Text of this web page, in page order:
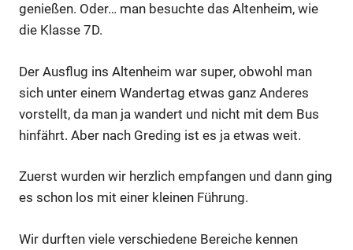
genießen. Oder… man besuchte das Altenheim, wie
die Klasse 7D.
Der Ausflug ins Altenheim war super, obwohl man
sich unter einem Wandertag etwas ganz Anderes
vorstellt, da man ja wandert und nicht mit dem Bus
hinfährt. Aber nach Greding ist es ja etwas weit.
Zuerst wurden wir herzlich empfangen und dann ging
es schon los mit einer kleinen Führung.
Wir durften viele verschiedene Bereiche kennen